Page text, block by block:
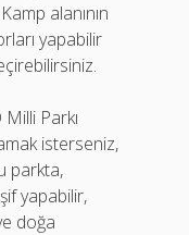
alanının
yapabilir
Parkı
isterseniz,
parkta,
yapabilir,
doğa